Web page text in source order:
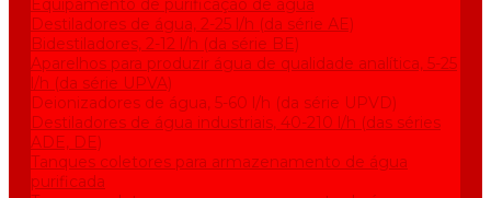
Equipamento de purificação de água
Destiladores de água, 2-25 l/h (da série АE)
Bidestiladores, 2-12 l/h (da série BE)
Aparelhos para produzir água de qualidade analítica, 5-25
l/h (da série UPVA)
Deionizadores de água, 5-60 l/h (da série UPVD)
Destiladores de água industriais, 40-210 l/h (das séries
ADE, DE)
Tanques coletores para armazenamento de água
purificada